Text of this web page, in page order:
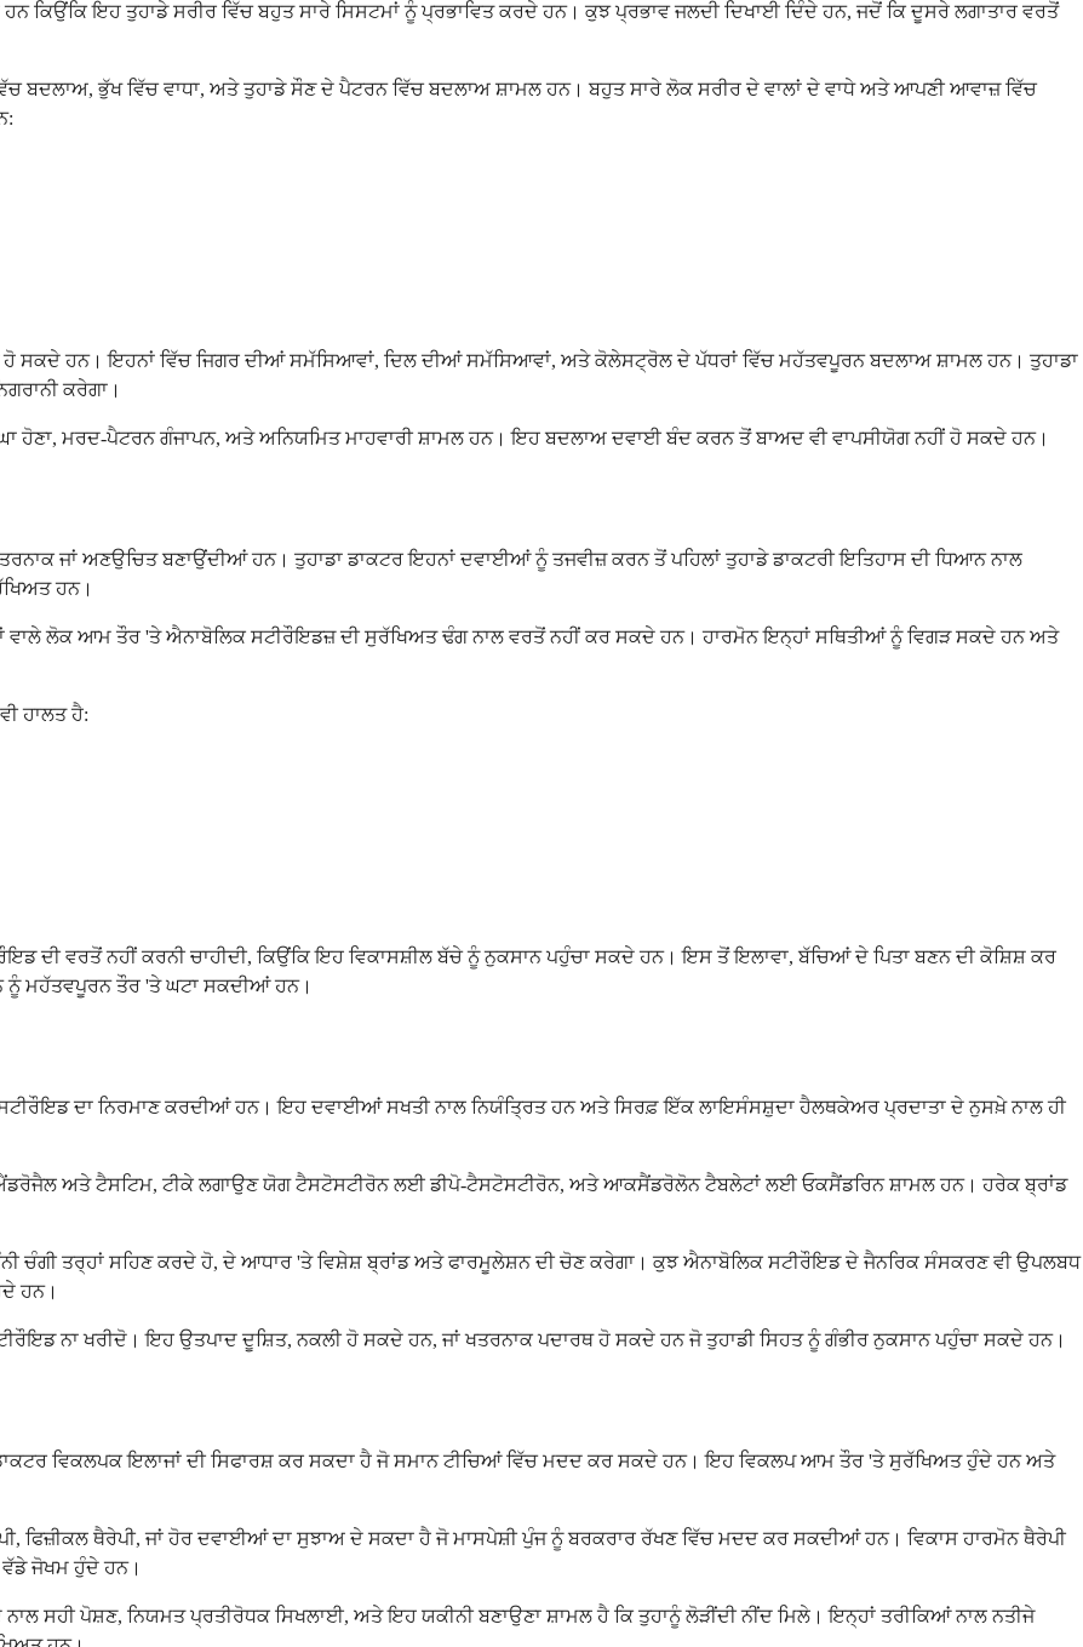
ਇਹ ਤੁਹਾਡੇ ਸਰੀਰ ਵਿੱਚ ਬਹੁਤ ਸਾਰੇ ਸਿਸਟਮਾਂ ਨੂੰ ਪ੍ਰਭਾਵਿਤ ਕਰਦੇ ਹਨ। ਕੁਝ ਪ੍ਰਭਾਵ ਜਲਦੀ ਦਿਖਾਈ ਦਿੰਦੇ ਹਨ, ਜਦੋਂ ਕਿ ਦੂਸਰੇ ਲਗਾਤਾਰ ਵਰਤੋਂ
ਭੁੱਖ ਵਿੱਚ ਵਾਧਾ, ਅਤੇ ਤੁਹਾਡੇ ਸੌਣ ਦੇ ਪੈਟਰਨ ਵਿੱਚ ਬਦਲਾਅ ਸ਼ਾਮਲ ਹਨ। ਬਹੁਤ ਸਾਰੇ ਲੋਕ ਸਰੀਰ ਦੇ ਵਾਲਾਂ ਦੇ ਵਾਧੇ ਅਤੇ ਆਪਣੀ ਆਵਾਜ਼ ਵਿੱਚ
ਸਕਦੇ ਹਨ। ਇਹਨਾਂ ਵਿੱਚ ਜਿਗਰ ਦੀਆਂ ਸਮੱਸਿਆਵਾਂ, ਦਿਲ ਦੀਆਂ ਸਮੱਸਿਆਵਾਂ, ਅਤੇ ਕੋਲੇਸਟ੍ਰੋਲ ਦੇ ਪੱਧਰਾਂ ਵਿੱਚ ਮਹੱਤਵਪੂਰਨ ਬਦਲਾਅ ਸ਼ਾਮਲ ਹਨ। ਤੁਹਾਡਾ
ਕਰੇਗਾ।
ਮਰਦ-ਪੈਟਰਨ ਗੰਜਾਪਨ, ਅਤੇ ਅਨਿਯਮਿਤ ਮਾਹਵਾਰੀ ਸ਼ਾਮਲ ਹਨ। ਇਹ ਬਦਲਾਅ ਦਵਾਈ ਬੰਦ ਕਰਨ ਤੋਂ ਬਾਅਦ ਵੀ ਵਾਪਸੀਯੋਗ ਨਹੀਂ ਹੋ ਸਕਦੇ ਹਨ।
ਜਾਂ ਅਣਉਚਿਤ ਬਣਾਉਂਦੀਆਂ ਹਨ। ਤੁਹਾਡਾ ਡਾਕਟਰ ਇਹਨਾਂ ਦਵਾਈਆਂ ਨੂੰ ਤਜਵੀਜ਼ ਕਰਨ ਤੋਂ ਪਹਿਲਾਂ ਤੁਹਾਡੇ ਡਾਕਟਰੀ ਇਤਿਹਾਸ ਦੀ ਧਿਆਨ ਨਾਲ
ਹਨ।
ਵਾਲੇ ਲੋਕ ਆਮ ਤੌਰ 'ਤੇ ਐਨਾਬੋਲਿਕ ਸਟੀਰੌਇਡਜ਼ ਦੀ ਸੁਰੱਖਿਅਤ ਢੰਗ ਨਾਲ ਵਰਤੋਂ ਨਹੀਂ ਕਰ ਸਕਦੇ ਹਨ। ਹਾਰਮੋਨ ਇਨ੍ਹਾਂ ਸਥਿਤੀਆਂ ਨੂੰ ਵਿਗੜ ਸਕਦੇ ਹਨ ਅਤੇ
ਹਾਲਤ ਹੈ:
ਦੀ ਵਰਤੋਂ ਨਹੀਂ ਕਰਨੀ ਚਾਹੀਦੀ, ਕਿਉਂਕਿ ਇਹ ਵਿਕਾਸਸ਼ੀਲ ਬੱਚੇ ਨੂੰ ਨੁਕਸਾਨ ਪਹੁੰਚਾ ਸਕਦੇ ਹਨ। ਇਸ ਤੋਂ ਇਲਾਵਾ, ਬੱਚਿਆਂ ਦੇ ਪਿਤਾ ਬਣਨ ਦੀ ਕੋਸ਼ਿਸ਼ ਕਰ
ਨੂੰ ਮਹੱਤਵਪੂਰਨ ਤੌਰ 'ਤੇ ਘਟਾ ਸਕਦੀਆਂ ਹਨ।
ਦਾ ਨਿਰਮਾਣ ਕਰਦੀਆਂ ਹਨ। ਇਹ ਦਵਾਈਆਂ ਸਖਤੀ ਨਾਲ ਨਿਯੰਤ੍ਰਿਤ ਹਨ ਅਤੇ ਸਿਰਫ਼ ਇੱਕ ਲਾਇਸੰਸਸ਼ੁਦਾ ਹੈਲਥਕੇਅਰ ਪ੍ਰਦਾਤਾ ਦੇ ਨੁਸਖ਼ੇ ਨਾਲ ਹੀ
ਅਤੇ ਟੈਸਟਿਮ, ਟੀਕੇ ਲਗਾਉਣ ਯੋਗ ਟੈਸਟੋਸਟੀਰੋਨ ਲਈ ਡੀਪੋ-ਟੈਸਟੋਸਟੀਰੋਨ, ਅਤੇ ਆਕਸੈਂਡਰੋਲੋਨ ਟੈਬਲੇਟਾਂ ਲਈ ਓਕਸੈਂਡਰਿਨ ਸ਼ਾਮਲ ਹਨ। ਹਰੇਕ ਬ੍ਰਾਂਡ
ਚੰਗੀ ਤਰ੍ਹਾਂ ਸਹਿਣ ਕਰਦੇ ਹੋ, ਦੇ ਆਧਾਰ 'ਤੇ ਵਿਸ਼ੇਸ਼ ਬ੍ਰਾਂਡ ਅਤੇ ਫਾਰਮੂਲੇਸ਼ਨ ਦੀ ਚੋਣ ਕਰੇਗਾ। ਕੁਝ ਐਨਾਬੋਲਿਕ ਸਟੀਰੌਇਡ ਦੇ ਜੈਨਰਿਕ ਸੰਸਕਰਣ ਵੀ ਉਪਲਬਧ
ਹਨ।
ਨਾ ਖਰੀਦੋ। ਇਹ ਉਤਪਾਦ ਦੂਸ਼ਿਤ, ਨਕਲੀ ਹੋ ਸਕਦੇ ਹਨ, ਜਾਂ ਖਤਰਨਾਕ ਪਦਾਰਥ ਹੋ ਸਕਦੇ ਹਨ ਜੋ ਤੁਹਾਡੀ ਸਿਹਤ ਨੂੰ ਗੰਭੀਰ ਨੁਕਸਾਨ ਪਹੁੰਚਾ ਸਕਦੇ ਹਨ।
ਵਿਕਲਪਕ ਇਲਾਜਾਂ ਦੀ ਸਿਫਾਰਸ਼ ਕਰ ਸਕਦਾ ਹੈ ਜੋ ਸਮਾਨ ਟੀਚਿਆਂ ਵਿੱਚ ਮਦਦ ਕਰ ਸਕਦੇ ਹਨ। ਇਹ ਵਿਕਲਪ ਆਮ ਤੌਰ 'ਤੇ ਸੁਰੱਖਿਅਤ ਹੁੰਦੇ ਹਨ ਅਤੇ
ਫਿਜ਼ੀਕਲ ਥੈਰੇਪੀ, ਜਾਂ ਹੋਰ ਦਵਾਈਆਂ ਦਾ ਸੁਝਾਅ ਦੇ ਸਕਦਾ ਹੈ ਜੋ ਮਾਸਪੇਸ਼ੀ ਪੁੰਜ ਨੂੰ ਬਰਕਰਾਰ ਰੱਖਣ ਵਿੱਚ ਮਦਦ ਕਰ ਸਕਦੀਆਂ ਹਨ। ਵਿਕਾਸ ਹਾਰਮੋਨ ਥੈਰੇਪੀ
ਵੱਡੇ ਜੋਖਮ ਹੁੰਦੇ ਹਨ।
ਸਹੀ ਪੋਸ਼ਣ, ਨਿਯਮਤ ਪ੍ਰਤੀਰੋਧਕ ਸਿਖਲਾਈ, ਅਤੇ ਇਹ ਯਕੀਨੀ ਬਣਾਉਣਾ ਸ਼ਾਮਲ ਹੈ ਕਿ ਤੁਹਾਨੂੰ ਲੋੜੀਂਦੀ ਨੀਂਦ ਮਿਲੇ। ਇਨ੍ਹਾਂ ਤਰੀਕਿਆਂ ਨਾਲ ਨਤੀਜੇ